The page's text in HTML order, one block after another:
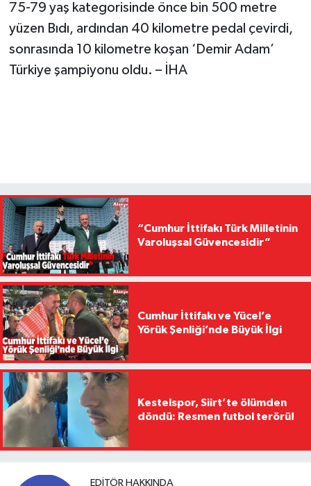
75-79 yaş kategorisinde önce bin 500 metre
yüzen Bıdı, ardından 40 kilometre pedal çevirdi,
sonrasında 10 kilometre koşan ‘Demir Adam’
Türkiye şampiyonu oldu. – İHA
“Cumhur İttifakı Türk Milletinin
Varoluşsal Güvencesidir”
Cumhur İttifakı ve Yücel’e
Yörük Şenliği’nde Büyük İlgi
Kestelspor, Siirt’te ölümden
döndü: Resmen futbol terörü!
EDITÖR HAKKINDA